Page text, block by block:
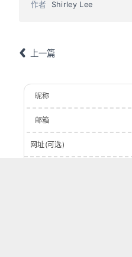
作者 Shirley Lee
上一篇
昵称
邮箱
网址(可选)